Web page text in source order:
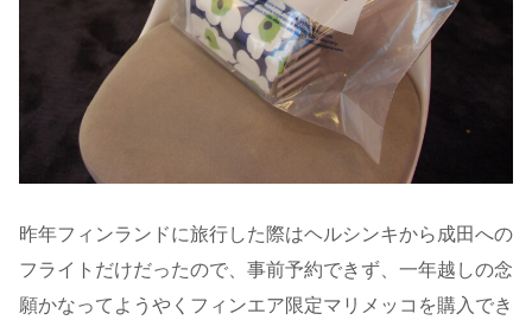
昨年フィンランドに旅行した際はヘルシンキから成田への
フライトだけだったので、事前予約できず、一年越しの念
願かなってようやくフィンエア限定マリメッコを購入でき